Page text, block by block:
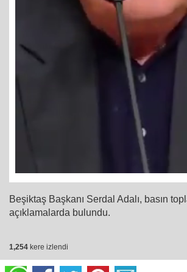
Beşiktaş Başkanı Serdal Adalı, basın
açıklamalarda bulundu.
1,254 kere izlendi